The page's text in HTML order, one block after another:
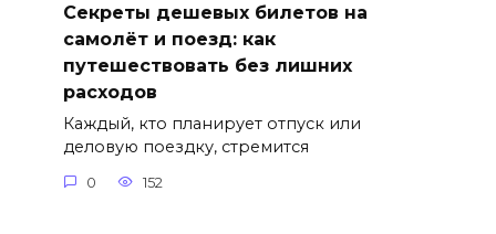
Секреты дешевых билетов на
самолёт и поезд: как
путешествовать без лишних
расходов
Каждый, кто планирует отпуск или
деловую поездку, стремится
0 152